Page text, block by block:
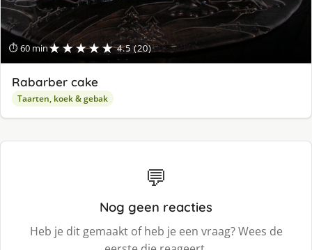
⏱ 60 min★★★★★ 4.5 (20)
Rabarber cake
Taarten, koek & gebak
💬
Nog geen reacties
Heb je dit gemaakt of heb je een vraag? Wees de